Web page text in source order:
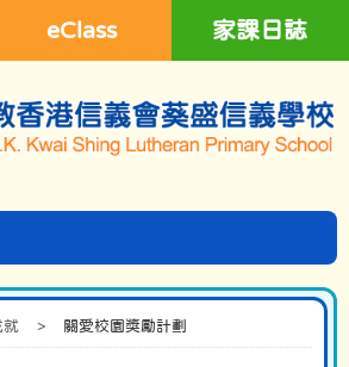
eClass 家課日誌
就 > 關愛校園獎勵計劃